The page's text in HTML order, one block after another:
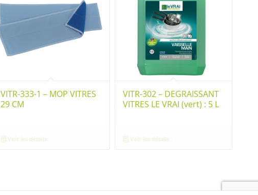
VITR-333-1 – MOP VITRES
29 CM
Voir les détails
VITR-302 – DEGRAISSANT
VITRES LE VRAI (vert) : 5 L
Voir les détails